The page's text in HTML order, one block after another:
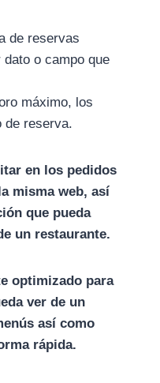
de reservas
o campo que
máximo, los
de reserva.
en los pedidos
misma web, así
que pueda
un restaurante.
optimizado para
ver de un
así como
rápida.